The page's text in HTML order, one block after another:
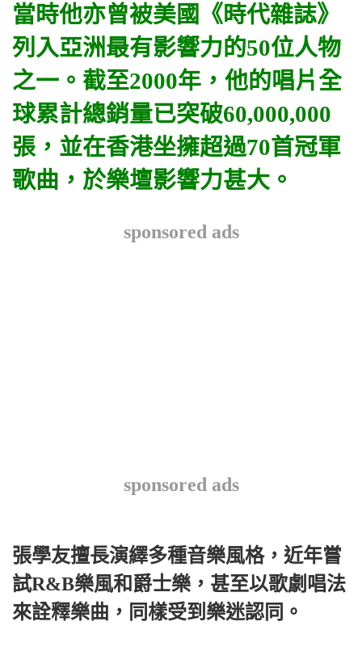
當時他亦曾被美國《時代雜誌》
列入亞洲最有影響力的50位人物
之一。截至2000年，他的唱片全
球累計總銷量已突破60,000,000
張，並在香港坐擁超過70首冠軍
歌曲，於樂壇影響力甚大。
sponsored ads
sponsored ads
張學友擅長演繹多種音樂風格，近年嘗
試R&B樂風和爵士樂，甚至以歌劇唱法
來詮釋樂曲，同樣受到樂迷認同。